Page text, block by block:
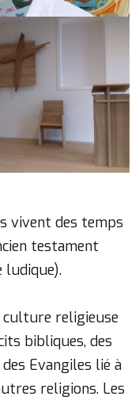
vivent des temps
testament
ludique).
culture religieuse
bibliques, des
Evangiles lié à
religions. Les